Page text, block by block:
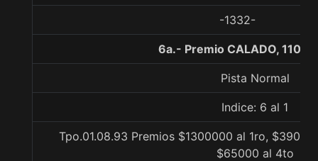
-1332-
6a.- Premio CALADO, 1100
Pista Normal
Indice: 6 al 1
Tpo.01.08.93 Premios $1300000 al 1ro,
$65000 al 4to